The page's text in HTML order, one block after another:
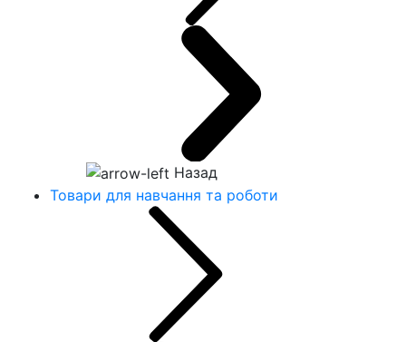
Назад
Товари для навчання та роботи